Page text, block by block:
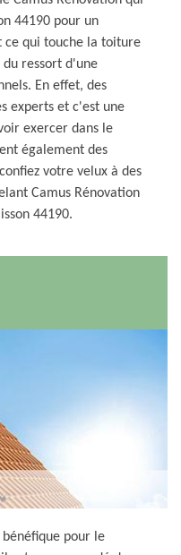
44190 pour un
ce qui touche la toiture
ressort d'une
En effet, des
experts et c'est une
exercer dans le
également des
votre velux à des
Camus Rénovation
44190.
pour le